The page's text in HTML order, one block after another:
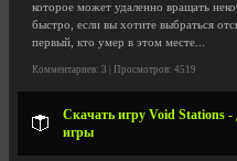
которое может удаленно вращать
быстро, если вы хотите выбраться
первый, кто умер в этом месте...
Комментариев: 3 | Просмотров: 4519
Скачать игру Void Stations -
игры